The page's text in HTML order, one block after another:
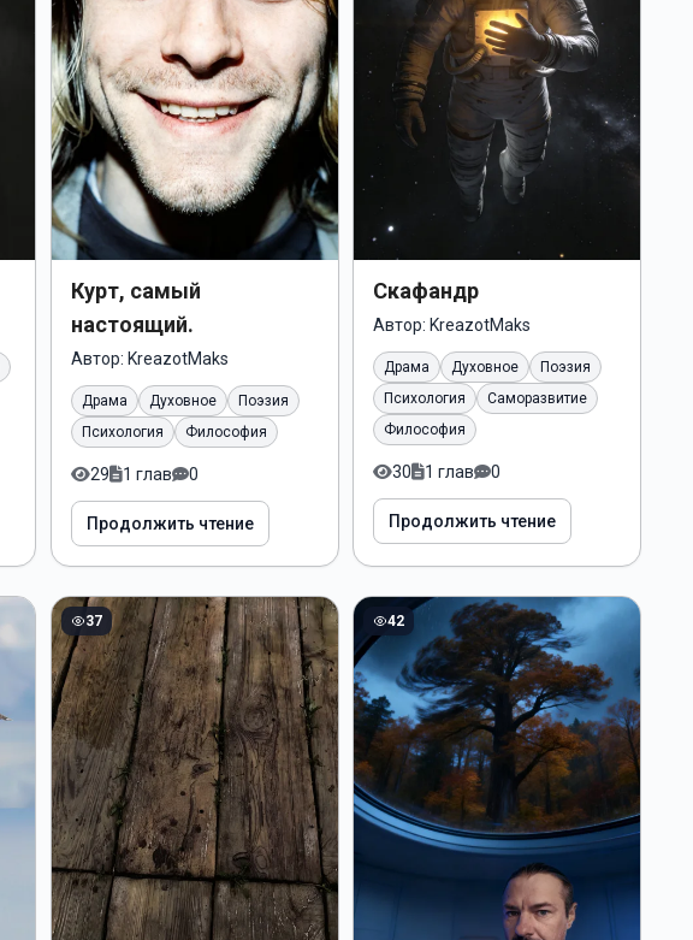
Курт, самый
настоящий.
Автор: KreazotMaks
Драма Духовное
Поэзия
Психология
Философия
29 1 глав 0
Продолжить чтение
Скафандр
Автор: KreazotMaks
Драма Духовное
Поэзия
Психология
Саморазвитие
Философия
30 1 глав 0
Продолжить чтение
37 42